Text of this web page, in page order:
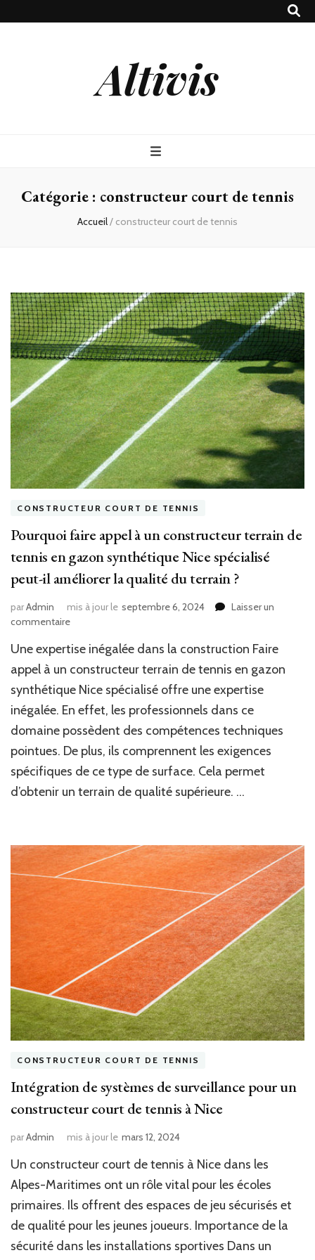
Altivis
Catégorie : constructeur court de tennis
Accueil/ constructeur court de tennis
CONSTRUCTEUR COURT DE TENNIS
Pourquoi faire appel à un constructeur terrain de
tennis en gazon synthétique Nice spécialisé
peut-il améliorer la qualité du terrain ?
parAdmin mis à jour le septembre 6, 2024
Laisser un
commentairesur
faire
appel
un
constructeur
terrain
de
tennis
en
synthétique
peut-
il
améliorer
qualité
du
terrain
?
Une expertise inégalée dans la construction Faire
appel à un constructeur terrain de tennis en gazon
synthétique Nice spécialisé offre une expertise
inégalée. En effet, les professionnels dans ce
domaine possèdent des compétences techniques
pointues. De plus, ils comprennent les exigences
spécifiques de ce type de surface. Cela permet
d’obtenir un terrain de qualité supérieure. …
CONSTRUCTEUR COURT DE TENNIS
Intégration de systèmes de surveillance pour un
constructeur court de tennis à Nice
parAdmin mis à jour le mars 12, 2024
Un constructeur court de tennis à Nice dans les
Alpes-Maritimes ont un rôle vital pour les écoles
primaires. Ils offrent des espaces de jeu sécurisés et
de qualité pour les jeunes joueurs. Importance de la
sécurité dans les installations sportives Dans un